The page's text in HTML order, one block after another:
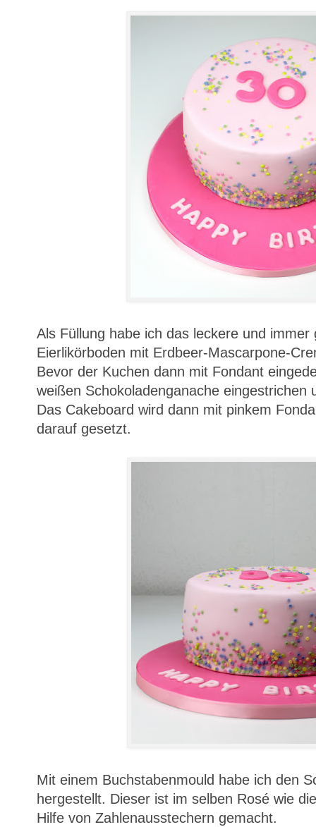
Als Füllung habe ich das leckere und
Eierlikörboden mit Erdbeer-Mascarpone-
Bevor der Kuchen dann mit Fondant
weißen Schokoladenganache eingestrichen
Das Cakeboard wird dann mit pinkem
darauf gesetzt.
Mit einem Buchstabenmould habe ich den
hergestellt. Dieser ist im selben Rosé wie
Hilfe von Zahlenausstechern gemacht.